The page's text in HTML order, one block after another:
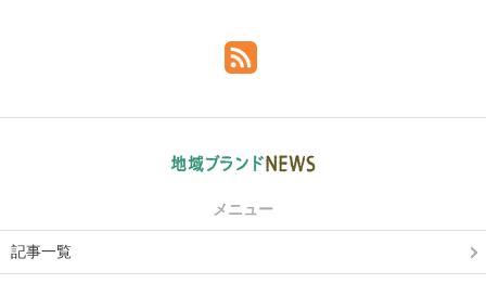
メニュー
記事一覧